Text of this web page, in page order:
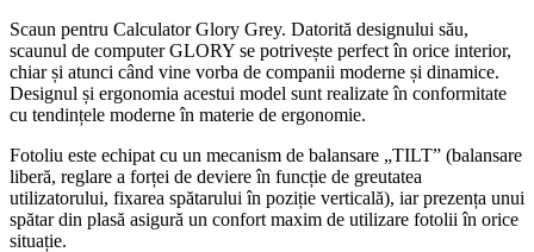
Scaun pentru Calculator Glory Grey. Datorită designului său,
scaunul de computer GLORY se potrivește perfect în orice interior,
chiar și atunci când vine vorba de companii moderne și dinamice.
Designul și ergonomia acestui model sunt realizate în conformitate
cu tendințele moderne în materie de ergonomie.
Fotoliu este echipat cu un mecanism de balansare „TILT” (balansare
liberă, reglare a forței de deviere în funcție de greutatea
utilizatorului, fixarea spătarului în poziție verticală), iar prezența unui
spătar din plasă asigură un confort maxim de utilizare fotolii în orice
situație.